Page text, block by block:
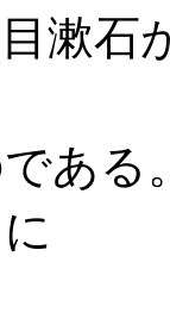
漱石
ある